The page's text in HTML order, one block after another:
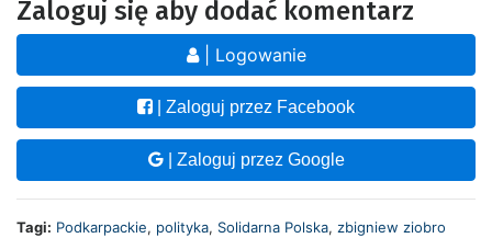
Zaloguj się aby dodać komentarz
| Logowanie
| Zaloguj przez Facebook
| Zaloguj przez Google
Tagi: Podkarpackie, polityka, Solidarna Polska, zbigniew ziobro